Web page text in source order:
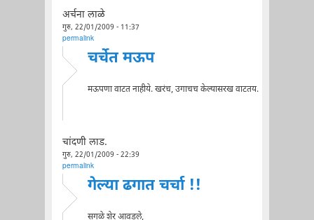
अर्चना लाळे
गुरु, 22/01/2009 - 11:37
permalink
चर्चेत मऊप
मऊपणा वाटत नाहीये. खरंच, उगाचच केल्यासरख वाटतय.
चांदणी लाड.
गुरु, 22/01/2009 - 22:39
permalink
गेल्या ढगात चर्चा !!
सगळे शेर आवडले,